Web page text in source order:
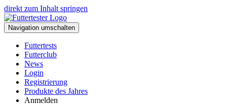
direkt zum Inhalt springen
Navigation umschalten
Futtertests
Futterclub
News
Login
Registrierung
Produkte des Jahres
Anmelden